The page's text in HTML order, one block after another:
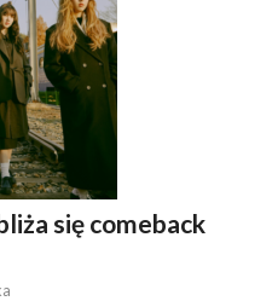
się comeback